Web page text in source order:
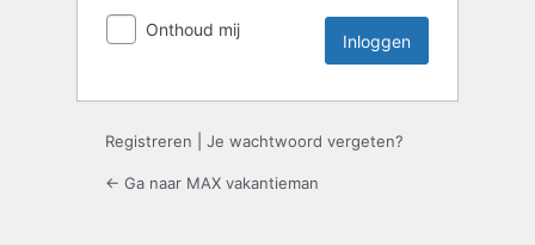
Onthoud mij
Registreren Je wachtwoord vergeten?
← Ga naar MAX vakantieman